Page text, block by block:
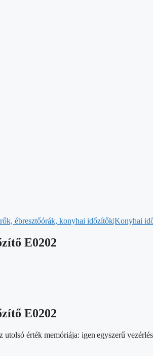
ébresztőórák, konyhai időzítők|Konyhai
E0202
E0202
utolsó érték memóriája: igen|egyszerű